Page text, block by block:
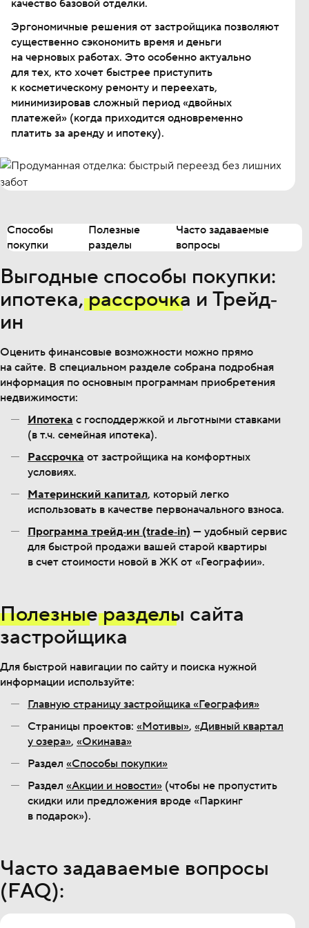
качество базовой отделки.
Эргономичные решения от застройщика позволяют
существенно сэкономить время и деньги
на черновых работах. Это особенно актуально
для тех, кто хочет быстрее приступить
к косметическому ремонту и переехать,
минимизировав сложный период «двойных
платежей» (когда приходится одновременно
платить за аренду и ипотеку).
Способы
покупки
Полезные
разделы
Часто задаваемые
вопросы
Выгодные способы покупки:
ипотека, рассрочка и Трейд‐
ин
Оценить финансовые возможности можно прямо
на сайте. В специальном разделе собрана подробная
информация по основным программам приобретения
недвижимости:
Ипотека с господдержкой и льготными ставками
(в т.ч. семейная ипотека).
Рассрочка от застройщика на комфортных
условиях.
Материнский капитал, который легко
использовать в качестве первоначального взноса.
Программа трейд‐ин (trade‐in) — удобный сервис
для быстрой продажи вашей старой квартиры
в счет стоимости новой в ЖК от «Географии».
Полезные разделы сайта
застройщика
Для быстрой навигации по сайту и поиска нужной
информации используйте:
Главную страницу застройщика «География»
Страницы проектов: «Мотивы», «Дивный квартал
у озера», «Окинава»
Раздел «Способы покупки»
Раздел «Акции и новости» (чтобы не пропустить
скидки или предложения вроде «Паркинг
в подарок»).
Часто задаваемые вопросы
(FAQ):